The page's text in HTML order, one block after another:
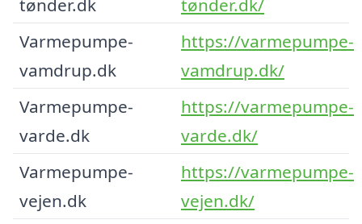
tønder.dk
tønder.dk/
Varmepumpe-
vamdrup.dk
https://varmepumpe-
vamdrup.dk/
Varmepumpe-
varde.dk
https://varmepumpe-
varde.dk/
Varmepumpe-
vejen.dk
https://varmepumpe-
vejen.dk/